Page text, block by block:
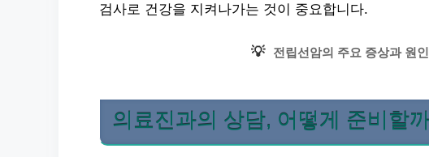
검사로 건강을 지켜나가는 것이 중요합니다.
💡 전립선암의 주요 증상과 원
의료진과의 상담, 어떻게 준비할